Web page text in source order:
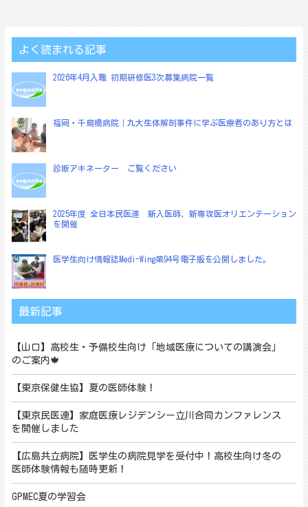
ゲ
ョ
ン
よく読まれる記事
2026年4月入職 初期研修医3次募集病院一覧
福岡・千鳥橋病院｜九大生体解剖事件に学ぶ医療者のあり方とは
診断アキネーター ご覧ください
2025年度 全日本民医連 新入医師、新専攻医オリエンテーション
を開催
医学生向け情報誌Medi-Wing第94号電子版を公開しました。
最新記事
【山口】高校生・予備校生向け「地域医療についての講演会」
のご案内🍁
【東京保健生協】夏の医師体験！
【東京民医連】家庭医療レジデンシー立川合同カンファレンス
を開催しました
【広島共立病院】医学生の病院見学を受付中！高校生向け冬の
医師体験情報も随時更新！
GPMEC夏の学習会